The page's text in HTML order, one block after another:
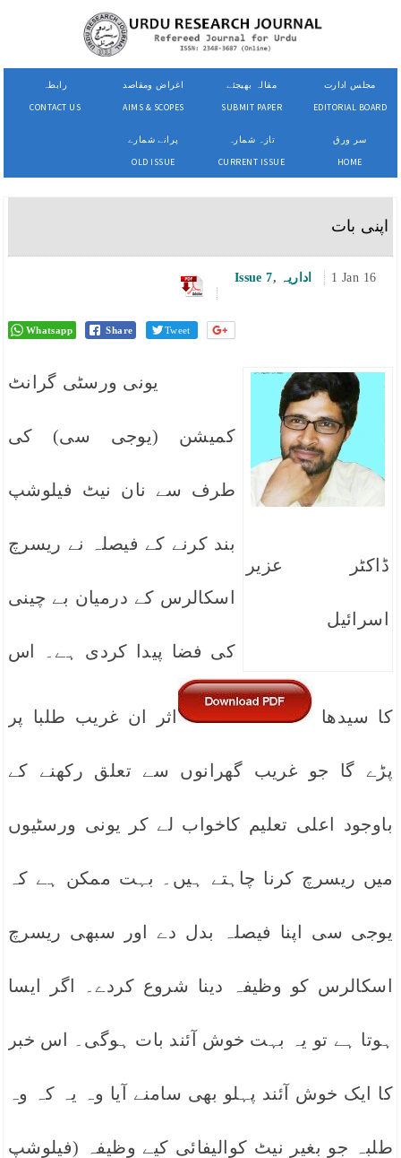
رابطہ
CONTACT US
اغراض ومقاصد
AIMS & SCOPES
مقالہ بھیجئے
SUBMIT PAPER
مجلس ادارت
EDITORIAL BOARD
پرانے شمارے
OLD ISSUE
تازہ شمارہ
CURRENT ISSUE
سر ورق
HOME
اپنی بات
Issue 7, اداریہ 1 Jan 16
Whatsapp Share Tweet
ڈاکٹر عزیر
اسرائیل
یونی ورسٹی گرانٹ
کمیشن (یوجی سی) کی
طرف سے نان نیٹ فیلوشپ
بند کرنے کے فیصلہ نے ریسرچ
اسکالرس کے درمیان بے چینی
کی فضا پیدا کردی ہے۔ اس
کا سیدھا اثر ان غریب طلبا پر
پڑے گا جو غریب گھرانوں سے تعلق رکھنے کے
باوجود اعلی تعلیم کاخواب لے کر یونی ورسٹیوں
میں ریسرچ کرنا چاہتے ہیں۔ بہت ممکن ہے کہ
یوجی سی اپنا فیصلہ بدل دے اور سبھی ریسرچ
اسکالرس کو وظیفہ دینا شروع کردے۔ اگر ایسا
ہوتا ہے تو یہ بہت خوش آئند بات ہوگی۔ اس خبر
کا ایک خوش آئند پہلو بھی سامنے آیا وہ یہ کہ وہ
طلبہ جو بغیر نیٹ کوالیفائی کیے وظیفہ (فیلوشپ